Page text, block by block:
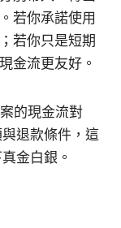
若你承諾使用
若你只是短期
金流更友好。
的現金流對
退款條件，這
金白銀。